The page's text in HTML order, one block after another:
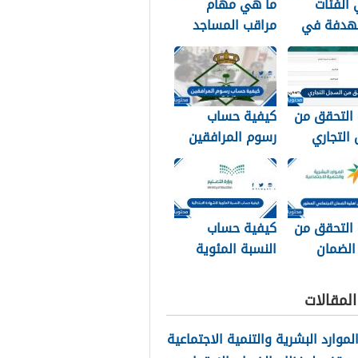
في
الإجتماعي
مراقب المساجد
في السعودية
1448
التحقق من
ورقم
كيفية حساب
رسوم المرافقين
1448
التحقق من
كيفية حساب
النسبة المئوية
البشرية والتنمية الاجتماعية